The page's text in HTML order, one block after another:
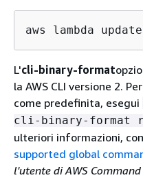
aws lambda
L'cli-binary-format
la AWS CLI versione 2.
come predefinita, esegui
cli-binary-format
ulteriori informazioni,
supported global
l'utente di AWS